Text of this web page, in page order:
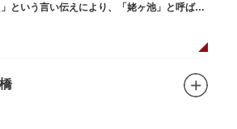
という言い伝えにより、「姥ヶ池」と呼ばれ
園内にあります。